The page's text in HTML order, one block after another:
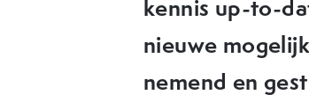
OMA denkt
uitdagingen
aanbevelen!"